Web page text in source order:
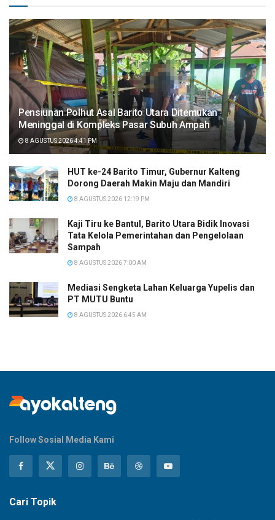
Pensiunan Polhut Asal Barito Utara Ditemukan
Meninggal di Kompleks Pasar Subuh Ampah
8 AGUSTUS 2026 4:41 PM
HUT ke-24 Barito Timur, Gubernur Kalteng
Dorong Daerah Makin Maju dan Mandiri
8 AGUSTUS 2026 12:19 PM
Kaji Tiru ke Bantul, Barito Utara Bidik Inovasi
Tata Kelola Pemerintahan dan Pengelolaan
Sampah
8 AGUSTUS 2026 7:00 AM
Mediasi Sengketa Lahan Keluarga Yupelis dan
PT MUTU Buntu
8 AGUSTUS 2026 6:45 AM
Follow Sosial Media Kami
Cari Topik